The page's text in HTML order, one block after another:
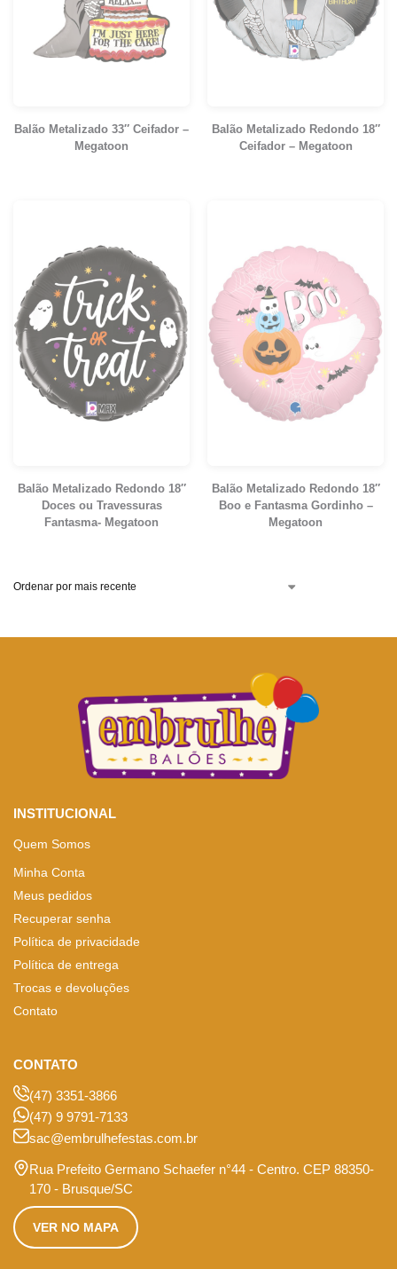
Balão Metalizado 33″ Ceifador –
Megatoon
Balão Metalizado Redondo 18″
Ceifador – Megatoon
Balão Metalizado Redondo 18″
Doces ou Travessuras
Fantasma- Megatoon
Balão Metalizado Redondo 18″
Boo e Fantasma Gordinho –
Megatoon
INSTITUCIONAL
Quem Somos
Minha Conta
Meus pedidos
Recuperar senha
Política de privacidade
Política de entrega
Trocas e devoluções
Contato
CONTATO
(47) 3351-3866
(47) 9 9791-7133
sac@embrulhefestas.com.br
Rua Prefeito Germano Schaefer n°44 - Centro. CEP 88350-
170 - Brusque/SC
VER NO MAPA